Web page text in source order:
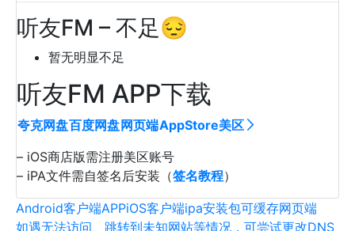
听友FM – 不足😔
暂无明显不足
听友FM APP下载
夸克网盘百度网盘 网页端AppStore美区
– iOS商店版需注册美区账号
– iPA文件需自签名后安装（签名教程）
Android客户端APPiOS客户端ipa安装包可缓存网页端
如遇无法访问、跳转到未知网站等情况，可尝试更改DNS